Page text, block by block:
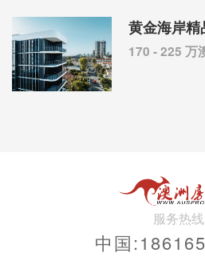
黄金海岸
170 - 225 万
服务热线
中国